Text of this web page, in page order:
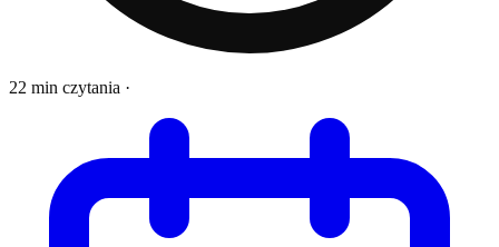
22 min czytania ·